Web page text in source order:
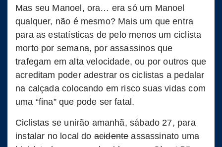
Mas seu Manoel, ora… era só um Manoel
qualquer, não é mesmo? Mais um que entra
para as estatísticas de pelo menos um ciclista
morto por semana, por assassinos que
trafegam em alta velocidade, ou por outros que
acreditam poder adestrar os ciclistas a pedalar
na calçada colocando em risco suas vidas com
uma “fina” que pode ser fatal.
Ciclistas se unirão amanhã, sábado 27, para
instalar no local doacidenteassassinato uma